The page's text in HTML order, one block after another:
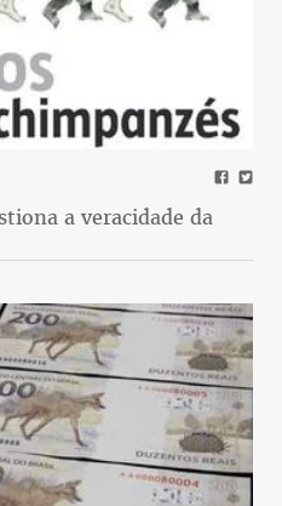
a veracidade da